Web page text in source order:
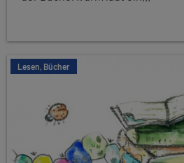
Lesen, Bücher